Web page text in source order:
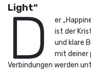
Light“
D
er
ist der
und klare
mit deiner
Verbindungen werden